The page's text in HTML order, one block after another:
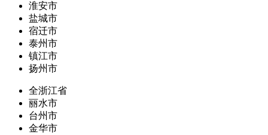
淮安市
盐城市
宿迁市
泰州市
镇江市
扬州市
全浙江省
丽水市
台州市
金华市